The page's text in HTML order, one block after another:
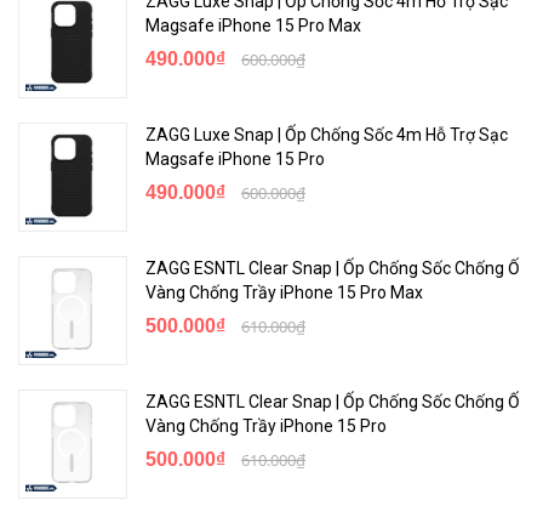
Magsafe iPhone 15 Pro Max
490.000₫ 600.000₫
ZAGG Luxe Snap | Ốp Chống Sốc 4m Hỗ Trợ Sạc
Magsafe iPhone 15 Pro
490.000₫ 600.000₫
ZAGG ESNTL Clear Snap | Ốp Chống Sốc Chống Ố
Vàng Chống Trầy iPhone 15 Pro Max
500.000₫ 610.000₫
ZAGG ESNTL Clear Snap | Ốp Chống Sốc Chống Ố
Vàng Chống Trầy iPhone 15 Pro
500.000₫ 610.000₫